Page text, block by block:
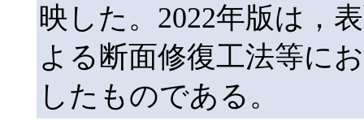
映した。2022年版は，
よる断面修復工法等に
したものである。